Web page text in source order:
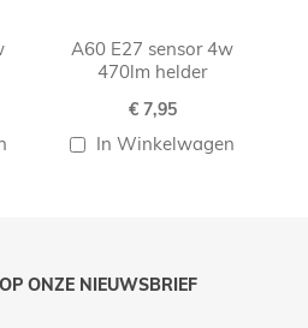
A60 E27 sensor 4w
470lm helder
€ 7,95
In Winkelwagen
ONZE NIEUWSBRIEF